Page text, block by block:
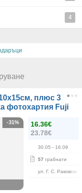
4
плюс 3
фотохартия Fuji
16.36€
23.78€
30.05 - 16.09
57 грабнати
ул. Г. С. Раковски
-31%